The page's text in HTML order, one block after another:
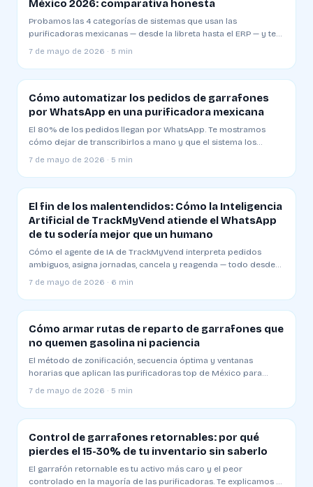
México 2026: comparativa honesta
Probamos las 4 categorías de sistemas que usan las
purificadoras mexicanas — desde la libreta hasta el ERP — y te
decimos cuál sirve para qué etapa de tu negocio.
7 de mayo de 2026 · 5 min
Cómo automatizar los pedidos de garrafones
por WhatsApp en una purificadora mexicana
El 80% de los pedidos llegan por WhatsApp. Te mostramos
cómo dejar de transcribirlos a mano y que el sistema los
cargue, asigne ruta y confirme al cliente — sin que toques una
7 de mayo de 2026 · 5 min
El fin de los malentendidos: Cómo la Inteligencia
Artificial de TrackMyVend atiende el WhatsApp
de tu sodería mejor que un humano
Cómo el agente de IA de TrackMyVend interpreta pedidos
ambiguos, asigna jornadas, cancela y reagenda — todo desde
WhatsApp y sin que el dueño de la planta toque una tecla.
7 de mayo de 2026 · 6 min
Cómo armar rutas de reparto de garrafones que
no quemen gasolina ni paciencia
El método de zonificación, secuencia óptima y ventanas
horarias que aplican las purificadoras top de México para
entregar 30% más en menos kilómetros.
7 de mayo de 2026 · 5 min
Control de garrafones retornables: por qué
pierdes el 15-30% de tu inventario sin saberlo
El garrafón retornable es tu activo más caro y el peor
controlado en la mayoría de las purificadoras. Te explicamos el